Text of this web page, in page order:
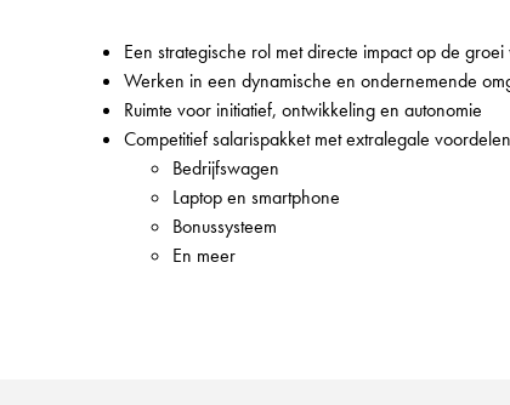
Een strategische rol met directe impact op de
Werken in een dynamische en ondernemende
Ruimte voor initiatief, ontwikkeling en autonomie
Competitief salarispakket met extralegale
Bedrijfswagen
Laptop en smartphone
Bonussysteem
En meer